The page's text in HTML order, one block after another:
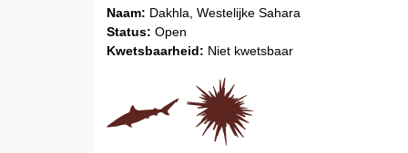
Naam: Dakhla, Westelijke Sahara
Status: Open
Kwetsbaarheid: Niet kwetsbaar